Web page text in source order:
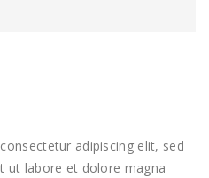
adipiscing elit, sed
ut labore et dolore magna